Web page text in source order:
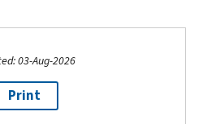
03-Aug-2026
Print